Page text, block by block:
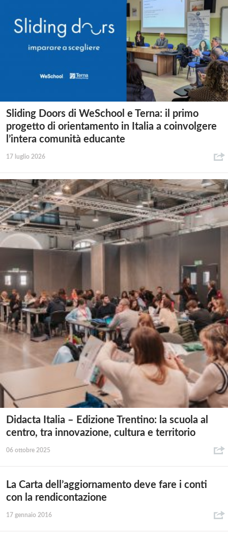
Sliding Doors di WeSchool e Terna: il primo
progetto di orientamento in Italia a coinvolgere
l’intera comunità educante
17 luglio 2026
Didacta Italia – Edizione Trentino: la scuola al
centro, tra innovazione, cultura e territorio
06 ottobre 2025
La Carta dell’aggiornamento deve fare i conti
con la rendicontazione
17 gennaio 2016